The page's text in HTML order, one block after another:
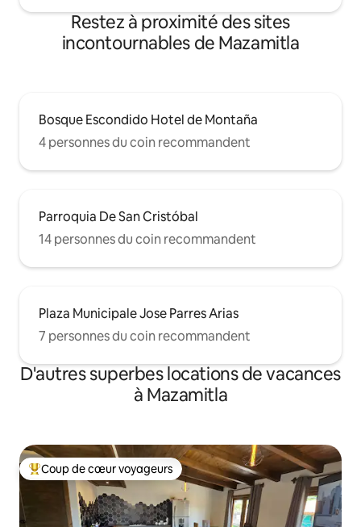
Restez à proximité des sites
incontournables de Mazamitla
Bosque Escondido Hotel de Montaña
4 personnes du coin recommandent
Parroquia De San Cristóbal
14 personnes du coin recommandent
Plaza Municipale Jose Parres Arias
7 personnes du coin recommandent
D'autres superbes locations de vacances
à Mazamitla
Coup de cœur voyageurs parmi les plus aimés
Coup de cœur voyageurs